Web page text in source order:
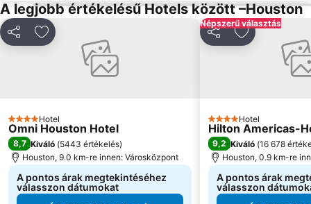
A legjobb értékelésű Hotels között –Houston
MegosztásHozzáadás a kedvencekhez
4 Kategória
Hotel
Omni Houston Hotel
8,7 Kiváló (5443 értékelés)
Houston, 9.0 km-re innen: Városközpont
A pontos árak megtekintéséhez
válasszon dátumokat
Népszerű választás
MegosztásHozzáadás
4 Kategória
Hotel
Hilton Americas-
9,2 Kiváló (16 678
Houston, 0.9 km-re
A pontos árak
válasszon